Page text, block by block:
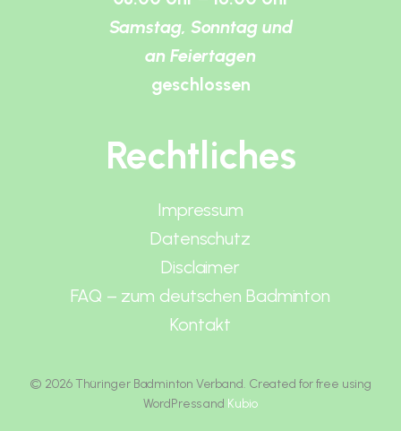
Samstag, Sonntag und
an Feiertagen
geschlossen
Rechtliches
Impressum
Datenschutz
Disclaimer
FAQ – zum deutschen Badminton
Kontakt
© 2026 Thüringer Badminton Verband. Created for free using
WordPress and Kubio